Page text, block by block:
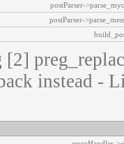
postParser-
postParser-
[2]
instead -